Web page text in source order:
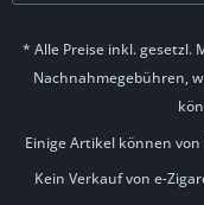
* Alle Preise inkl. gesetzl.
Nachnahmegebühren,
Einige Artikel können
Kein Verkauf von e-